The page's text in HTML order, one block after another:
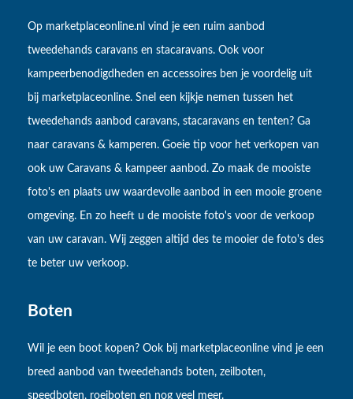
Op marketplaceonline.nl vind je een ruim aanbod
tweedehands caravans en stacaravans. Ook voor
kampeerbenodigdheden en accessoires ben je voordelig uit
bij marketplaceonline. Snel een kijkje nemen tussen het
tweedehands aanbod caravans, stacaravans en tenten? Ga
naar caravans & kamperen. Goeie tip voor het verkopen van
ook uw Caravans & kampeer aanbod. Zo maak de mooiste
foto's en plaats uw waardevolle aanbod in een mooie groene
omgeving. En zo heeft u de mooiste foto's voor de verkoop
van uw caravan. Wij zeggen altijd des te mooier de foto's des
te beter uw verkoop.
Boten
Wil je een boot kopen? Ook bij marketplaceonline vind je een
breed aanbod van tweedehands boten, zeilboten,
speedboten, roeiboten en nog veel meer.